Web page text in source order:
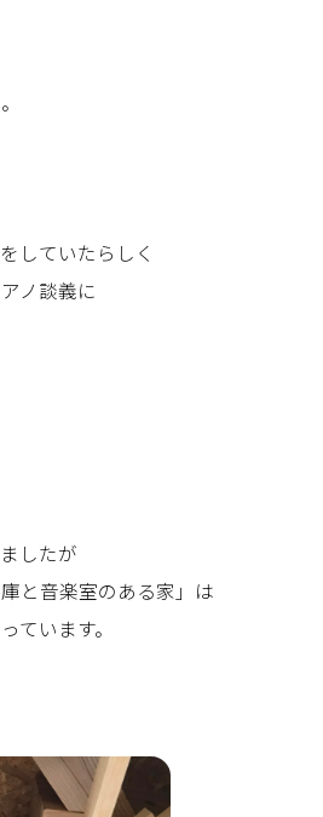
していたらしく
ノ談義に
したが
と音楽室のある家」は
ています。